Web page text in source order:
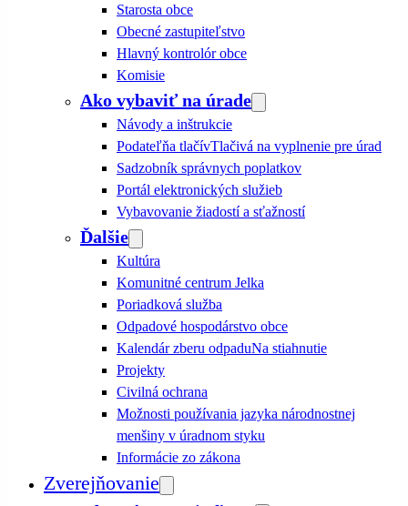
Starosta obce
Obecné zastupiteľstvo
Hlavný kontrolór obce
Komisie
Ako vybaviť na úrade
Návody a inštrukcie
Podateľňa tlačívTlačivá na vyplnenie pre úrad
Sadzobník správnych poplatkov
Portál elektronických služieb
Vybavovanie žiadostí a sťažností
Ďalšie
Kultúra
Komunitné centrum Jelka
Poriadková služba
Odpadové hospodárstvo obce
Kalendár zberu odpaduNa stiahnutie
Projekty
Civilná ochrana
Možnosti používania jazyka národnostnej
menšiny v úradnom styku
Informácie zo zákona
Zverejňovanie